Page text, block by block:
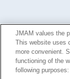
JMAM values the
This website uses
more convenient.
functioning of the
following purposes: